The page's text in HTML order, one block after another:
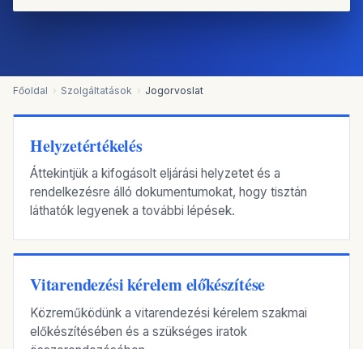
Főoldal Szolgáltatások Jogorvoslat
Helyzetértékelés
Áttekintjük a kifogásolt eljárási helyzetet és a
rendelkezésre álló dokumentumokat, hogy tisztán
láthatók legyenek a további lépések.
Vitarendezési kérelem előkészítése
Közreműködünk a vitarendezési kérelem szakmai
előkészítésében és a szükséges iratok